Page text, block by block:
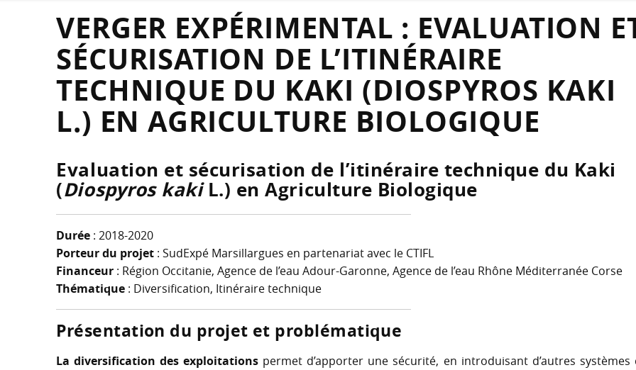
VERGER EXPÉRIMENTAL : EVALUATION
SÉCURISATION DE L’ITINÉRAIRE
TECHNIQUE DU KAKI (DIOSPYROS KAKI
L.) EN AGRICULTURE BIOLOGIQUE
Evaluation et sécurisation de l’itinéraire technique du Kaki
(Diospyros kakiL.) en Agriculture Biologique
Durée : 2018-2020
Porteur du projet : SudExpé Marsillargues en partenariat avec le CTIFL
Financeur : Région Occitanie, Agence de l’eau Adour-Garonne, Agence de l’eau Rhône Méditerranée Corse
Thématique : Diversification, Itinéraire technique
Présentation du projet et problématique
La diversification des exploitations permet d’apporter une sécurité, en introduisant d’autres systèmes